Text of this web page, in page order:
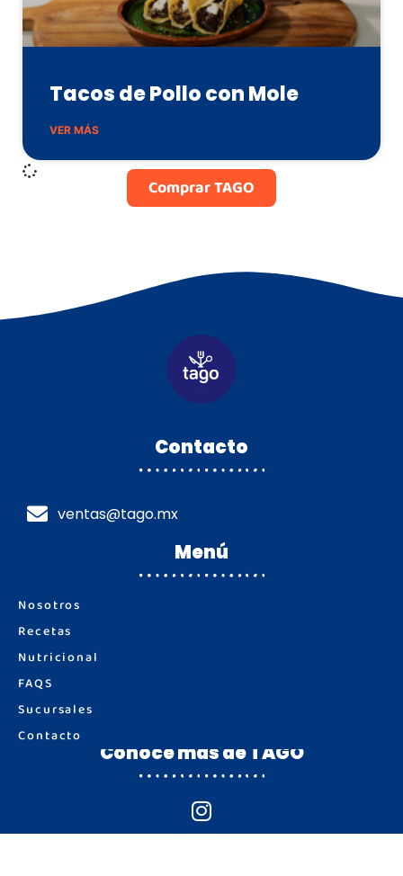
Tacos de Pollo con Mole
VER MÁS
Comprar TAGO
Contacto
ventas@tago.mx
Menú
Nosotros
Recetas
Nutricional
FAQS
Sucursales
Contacto
Conoce más de TAGO